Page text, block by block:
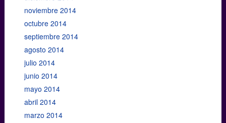
noviembre 2014
octubre 2014
septiembre 2014
agosto 2014
julio 2014
junio 2014
mayo 2014
abril 2014
marzo 2014